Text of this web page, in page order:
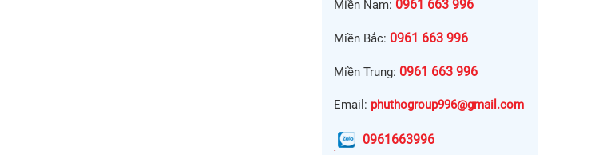
Miền Nam: 0961 663 996
Miền Bắc: 0961 663 996
Miền Trung: 0961 663 996
Email: phuthogroup996@gmail.com
0961663996